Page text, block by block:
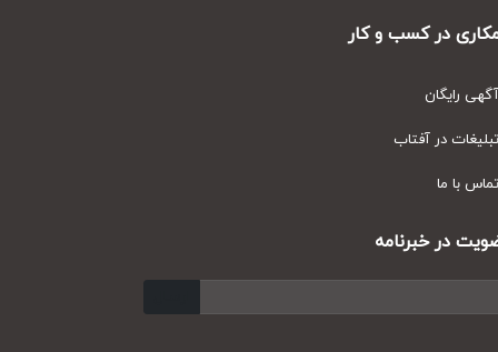
در کسب و کار
رایگان
در آفتاب
با ما
در خبرنامه